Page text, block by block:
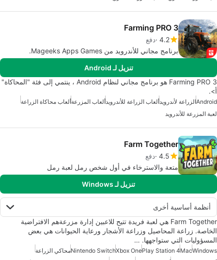
Farming PRO 3
4.2 دفع
برنامج مجاني للأندرويد من Mageeks Apps Games.
تنزيل لـ Android
Farming PRO 3 هو برنامج مجاني لنظام Android ، ينتمي إلى فئة "المحاكاة"
أ>.
Androidالزراعة لأندرويدألعاب الزراعة للأندرويدألعاب المزرعةألعاب محاكاة الزراعة
لعبة المزرعة للأندرويد
Farm Together
4.5 دفع
متعة والاسترخاء في أول شخص رمل لعبة رمل
تنزيل لـ Windows
أنظمة أساسية أخرى
Farm Together هي لعبة فريدة تتيح للاعبين إدارة مزرعةهم الافتراضية
الخاصة. زراعة المحاصيل وزراعة الأشجار ورعاية الحيوانات هي بعض
المسؤوليات التي ستواجهها. …
Windows
Mac
Play Station 4
Xbox One
Nintendo Switchمحاكي الزراعة